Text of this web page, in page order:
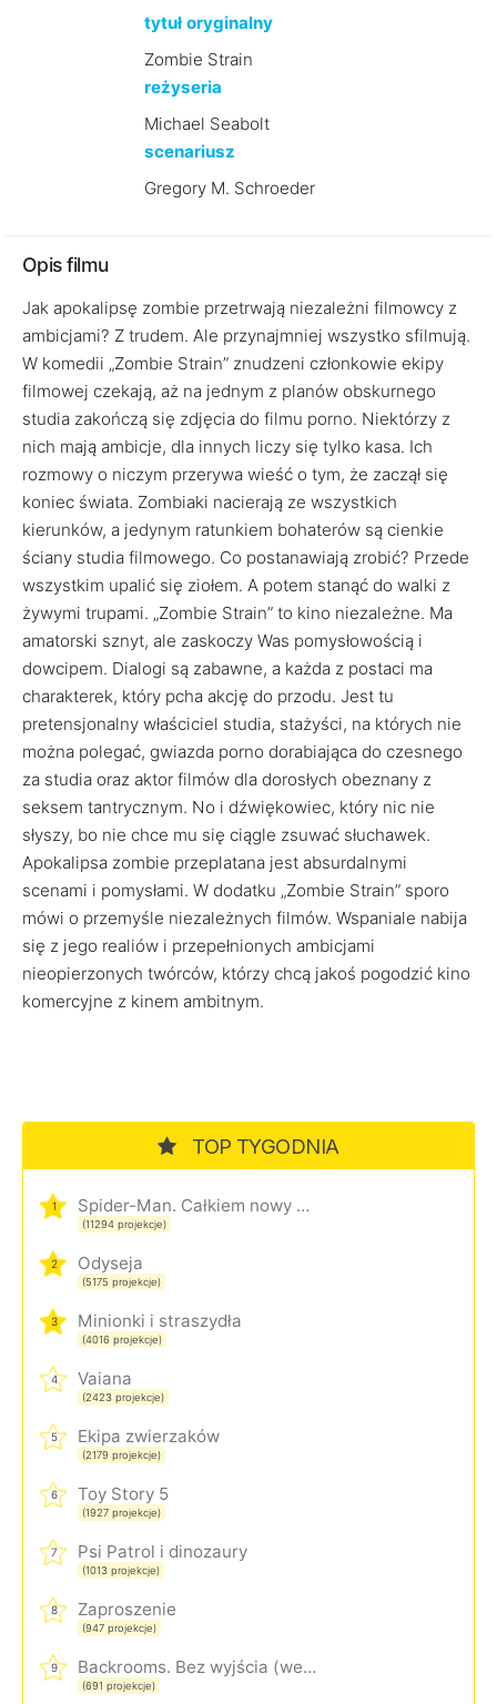
tytuł oryginalny
Zombie Strain
reżyseria
Michael Seabolt
scenariusz
Gregory M. Schroeder
Opis filmu
Jak apokalipsę zombie przetrwają niezależni filmowcy z
ambicjami? Z trudem. Ale przynajmniej wszystko sfilmują.
W komedii „Zombie Strain” znudzeni członkowie ekipy
filmowej czekają, aż na jednym z planów obskurnego
studia zakończą się zdjęcia do filmu porno. Niektórzy z
nich mają ambicje, dla innych liczy się tylko kasa. Ich
rozmowy o niczym przerywa wieść o tym, że zaczął się
koniec świata. Zombiaki nacierają ze wszystkich
kierunków, a jedynym ratunkiem bohaterów są cienkie
ściany studia filmowego. Co postanawiają zrobić? Przede
wszystkim upalić się ziołem. A potem stanąć do walki z
żywymi trupami. „Zombie Strain” to kino niezależne. Ma
amatorski sznyt, ale zaskoczy Was pomysłowością i
dowcipem. Dialogi są zabawne, a każda z postaci ma
charakterek, który pcha akcję do przodu. Jest tu
pretensjonalny właściciel studia, stażyści, na których nie
można polegać, gwiazda porno dorabiająca do czesnego
za studia oraz aktor filmów dla dorosłych obeznany z
seksem tantrycznym. No i dźwiękowiec, który nic nie
słyszy, bo nie chce mu się ciągle zsuwać słuchawek.
Apokalipsa zombie przeplatana jest absurdalnymi
scenami i pomysłami. W dodatku „Zombie Strain” sporo
mówi o przemyśle niezależnych filmów. Wspaniale nabija
się z jego realiów i przepełnionych ambicjami
nieopierzonych twórców, którzy chcą jakoś pogodzić kino
komercyjne z kinem ambitnym.
TOP TYGODNIA
1 Spider-Man. Całkiem nowy dzień
(11294 projekcje)
2 Odyseja
(5175 projekcje)
3 Minionki i straszydła
(4016 projekcje)
4 Vaiana
(2423 projekcje)
5 Ekipa zwierzaków
(2179 projekcje)
6 Toy Story 5
(1927 projekcje)
7 Psi Patrol i dinozaury
(1013 projekcje)
8 Zaproszenie
(947 projekcje)
9 Backrooms. Bez wyjścia (wersja rozszerzona)
(691 projekcje)